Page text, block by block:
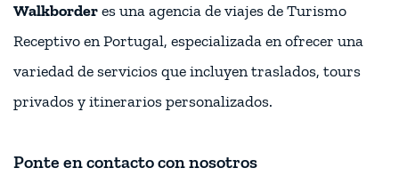
Walkborderes una agencia de viajes de Turismo
Receptivo en Portugal, especializada en ofrecer una
variedad de servicios que incluyen traslados, tours
privados y itinerarios personalizados.
Ponte en contacto con nosotros